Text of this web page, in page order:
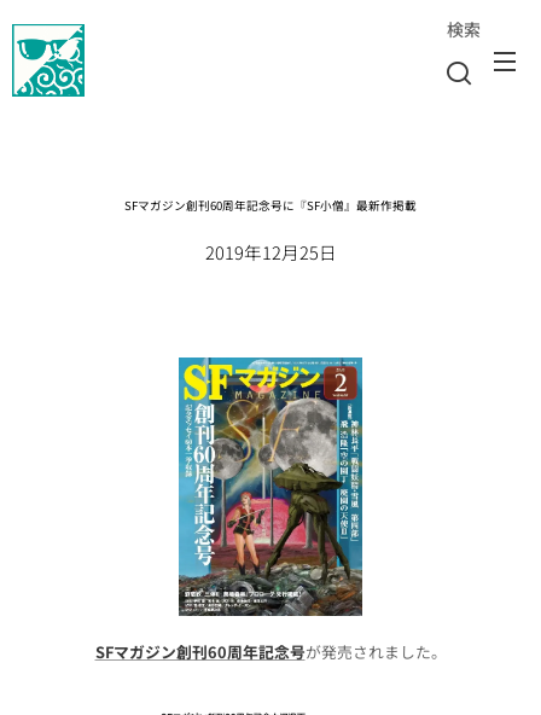
検索
SFマガジン創刊60周年記念号に『SF小僧』最新作掲載
2019年12月25日
SFマガジン創刊60周年記念号が発売されました。